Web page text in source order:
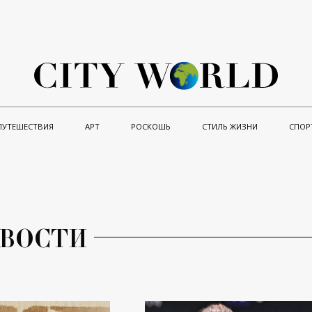
АРТ РОСКОШЬ СТИЛЬ ЖИЗНИ